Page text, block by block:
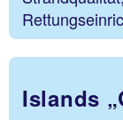
Islands